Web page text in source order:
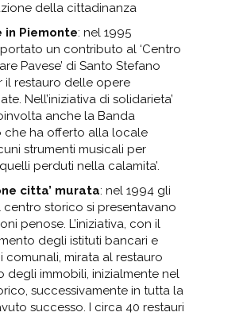
della cittadinanza
in Piemonte: nel 1995
un contributo al ‘Centro
Pavese’ di Santo Stefano
il restauro delle opere
Nell’iniziativa di solidarieta’
anche la Banda
che ha offerto alla locale
strumenti musicali per
perduti nella calamita’.
citta’ murata: nel 1994 gli
centro storico si presentavano
penose. L’iniziativa, con il
degli istituti bancari e
comunali, mirata al restauro
degli immobili, inizialmente nel
successivamente in tutta la
successo. I circa 40 restauri